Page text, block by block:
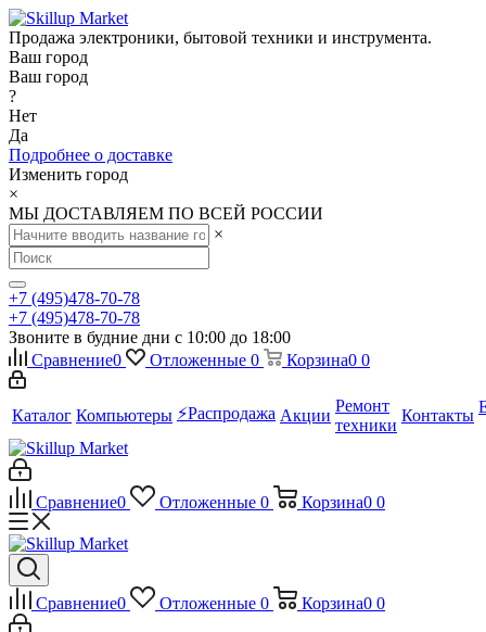
Продажа электроники, бытовой техники и инструмента.
Ваш город
Ваш город
?
Нет
Да
Подробнее о доставке
Изменить город
×
МЫ ДОСТАВЛЯЕМ ПО ВСЕЙ РОССИИ
×
+7 (495)478-70-78
+7 (495)478-70-78
Звоните в будние дни с 10:00 до 18:00
Сравнение0 Отложенные 0 Корзина0 0
Каталог Компьютеры ⚡️Распродажа Акции
Ремонт
техники
Контакты
Сравнение0 Отложенные 0 Корзина0 0
Сравнение0 Отложенные 0 Корзина0 0